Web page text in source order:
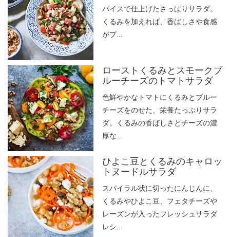
パイスで仕上げたさっぱりサラダ。
くるみを加えれば、香ばしさや食感
がプ...
ローストくるみとスモークブ
ルーチーズのトマトサラダ
色鮮やかなトマトにくるみとブルー
チーズをのせた、栄養たっぷりサラ
ダ。くるみの香ばしさとチーズの濃
厚な...
ひよこ豆とくるみのキャロッ
トヌードルサラダ
スパイラル状に切ったにんじんに、
くるみやひよこ豆、フェタチーズや
レーズンが入ったフレッシュサラダ
レシ...